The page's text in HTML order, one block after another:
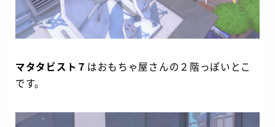
マタタビスト７ はおもちゃ屋さんの２階っぽいとこ
です。